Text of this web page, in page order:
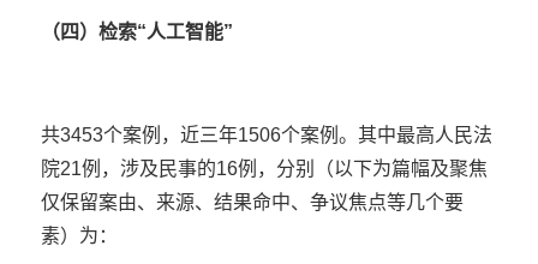
（四）检索“人工智能”
共3453个案例，近三年1506个案例。其中最高人民法
院21例，涉及民事的16例，分别（以下为篇幅及聚焦
仅保留案由、来源、结果命中、争议焦点等几个要
素）为：